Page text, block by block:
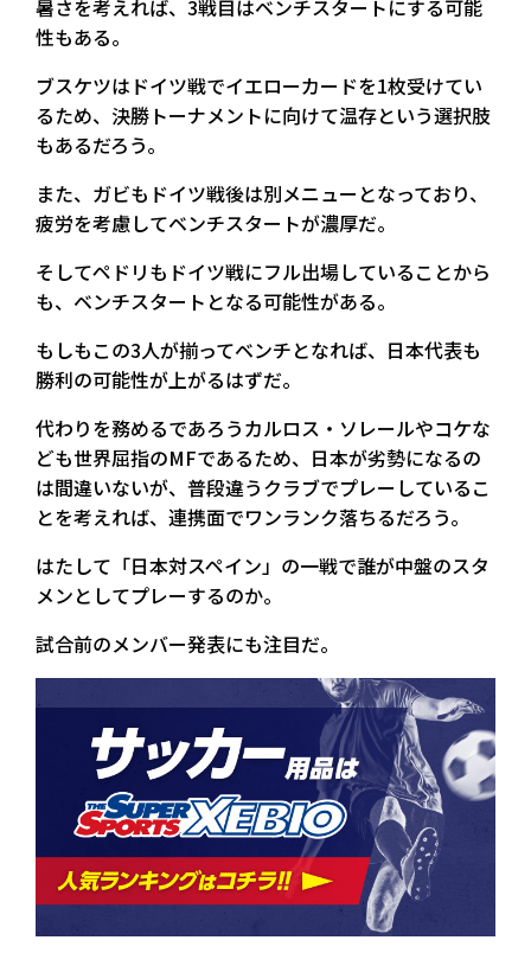
暑さを考えれば、3戦目はベンチスタートにする可能
性もある。
ブスケツはドイツ戦でイエローカードを1枚受けてい
るため、決勝トーナメントに向けて温存という選択肢
もあるだろう。
また、ガビもドイツ戦後は別メニューとなっており、
疲労を考慮してベンチスタートが濃厚だ。
そしてペドリもドイツ戦にフル出場していることから
も、ベンチスタートとなる可能性がある。
もしもこの3人が揃ってベンチとなれば、日本代表も
勝利の可能性が上がるはずだ。
代わりを務めるであろうカルロス・ソレールやコケな
ども世界屈指のMFであるため、日本が劣勢になるの
は間違いないが、普段違うクラブでプレーしているこ
とを考えれば、連携面でワンランク落ちるだろう。
はたして「日本対スペイン」の一戦で誰が中盤のスタ
メンとしてプレーするのか。
試合前のメンバー発表にも注目だ。